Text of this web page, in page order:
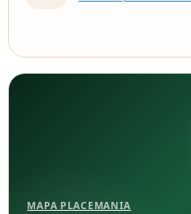
MAPA PLACEMANIA